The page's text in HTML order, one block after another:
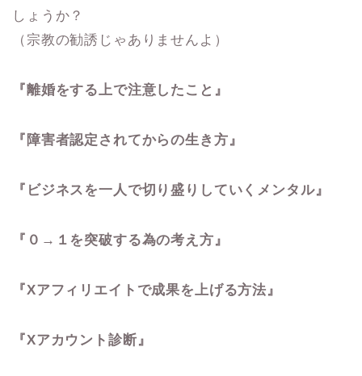
しょうか？
（宗教の勧誘じゃありませんよ）
『離婚をする上で注意したこと』
『障害者認定されてからの生き方』
『ビジネスを一人で切り盛りしていくメンタル』
『０→１を突破する為の考え方』
『Xアフィリエイトで成果を上げる方法』
『Xアカウント診断』